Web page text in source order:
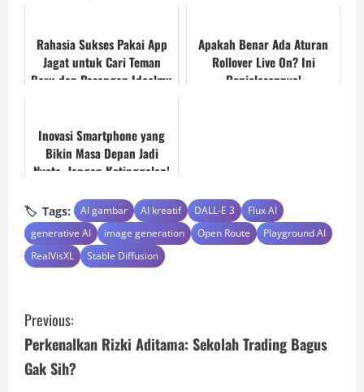
Rahasia Sukses Pakai App
Jagat untuk Cari Teman
Baru dan Pasangan Idealmu
Apakah Benar Ada Aturan
Rollover Live On? Ini
Penjelasannya!
Inovasi Smartphone yang
Bikin Masa Depan Jadi
Nyata, Jangan Ketinggalan!
Tags: AI gambar AI kreatif DALL-E 3
Flux AI
generative AI
image generation Open Route
Playground AI
RealVisXL
Stable Diffusion
C
o
n
Previous:
Perkenalkan Rizki Aditama: Sekolah Trading Bagus
Gak Sih?